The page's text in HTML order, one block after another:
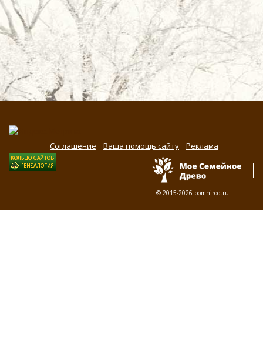
Соглашение Ваша помощь сайту Реклама
© 2015-2026 pomnirod.ru